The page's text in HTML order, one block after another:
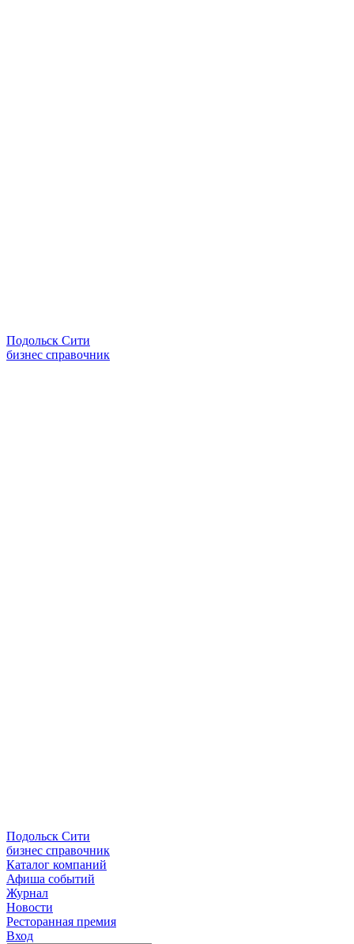
Подольск Сити
бизнес справочник
Подольск Сити
бизнес справочник
Каталог компаний
Афиша событий
Журнал
Новости
Ресторанная премия
Вход